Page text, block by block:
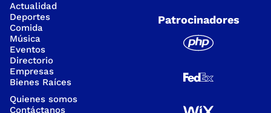
Actualidad
Deportes
Comida
Música
Eventos
Directorio
Empresas
Bienes Raíces
Quienes somos
Contáctanos
Patrocinadores